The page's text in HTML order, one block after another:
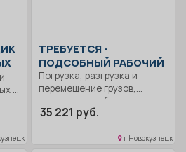
и
ТРЕБУЕТСЯ -
ПОДСОБНЫЙ РАБОЧИЙ
Погрузка, разгрузка и
перемещение грузов,
материалов, оборудования.
Уборка территории...
35 221 руб.
г Новокузнецк